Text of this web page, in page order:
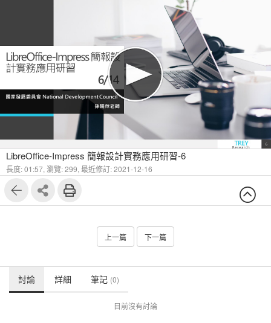
LibreOffice-Impress 簡報設計實務應用研習-6
長度: 01:57, 瀏覽: 299, 最近修訂: 2021-12-16
上一篇 下一篇
討論 詳細 筆記 (0)
目前沒有討論